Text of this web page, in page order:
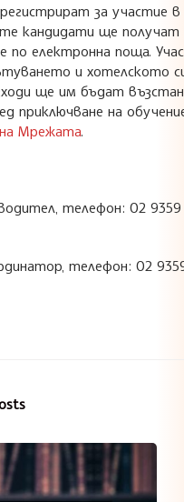
за участие в
кандидати ще получат
по електронна поща.
и хотелското
ще им бъдат
приключване на
Мрежата.
телефон: 02 9359
телефон: 02